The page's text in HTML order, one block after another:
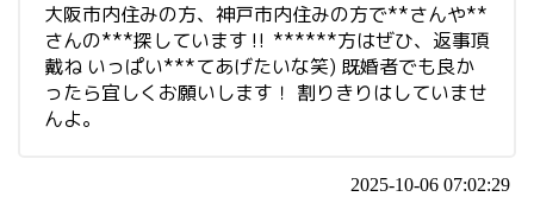
大阪市内住みの方、神戸市内住みの方で**さんや**
さんの***探しています‼️ ******方はぜひ、返事頂
戴ね いっぱい***てあげたいな笑) 既婚者でも良か
ったら宜しくお願いします！ 割りきりはしていませ
んよ。
2025-10-06 07:02:29